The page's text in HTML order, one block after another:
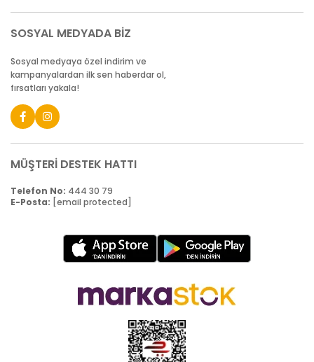
SOSYAL MEDYADA BİZ
Sosyal medyaya özel indirim ve
kampanyalardan ilk sen haberdar ol,
fırsatları yakala!
MÜŞTERİ DESTEK HATTI
Telefon No: 444 30 79
E-Posta: [email protected]